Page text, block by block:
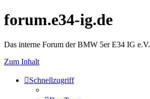
forum.e34-ig.de
Das interne Forum der BMW 5er E34 IG e.V.
Zum Inhalt
Schnellzugriff